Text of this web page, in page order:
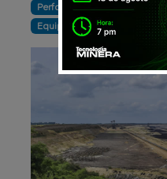
Perforación
Exportación
Equipos
Productividad